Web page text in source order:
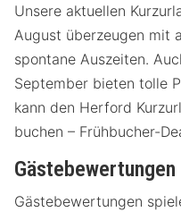
Unsere aktuellen
August überzeugen mit
spontane Auszeiten.
September bieten tolle
kann den Herford
buchen – Frühbucher-
Gästebewertungen
Gästebewertungen